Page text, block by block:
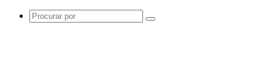
Procurar